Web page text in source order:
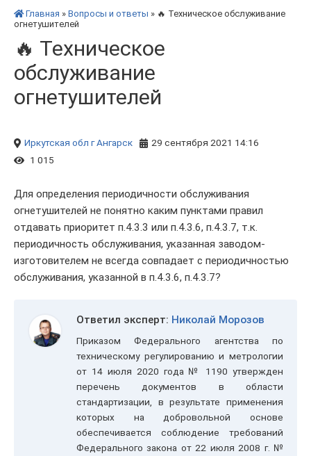
Главная » Вопросы и ответы » 🔥 Техническое обслуживание
огнетушителей
🔥 Техническое
обслуживание
огнетушителей
Иркутская обл г Ангарск
29 сентября 2021 14:16
1 015
Для определения периодичности обслуживания
огнетушителей не понятно каким пунктами правил
отдавать приоритет п.4.3.3 или п.4.3.6, п.4.3.7, т.к.
периодичность обслуживания, указанная заводом-
изготовителем не всегда совпадает с периодичностью
обслуживания, указанной в п.4.3.6, п.4.3.7?
Ответил эксперт: Николай Морозов
Приказом Федерального агентства по
техническому регулированию и метрологии
от 14 июля 2020 года № 1190 утвержден
перечень документов в области
стандартизации, в результате применения
которых на добровольной основе
обеспечивается соблюдение требований
Федерального закона от 22 июля 2008 г. №